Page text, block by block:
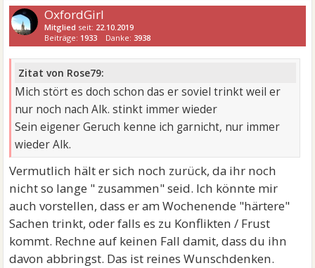
OxfordGirl
Mitglied seit: 22.10.2019
Beiträge: 1933 Danke:3938
Zitat von Rose79:
Mich stört es doch schon das er soviel trinkt weil er
nur noch nach Alk. stinkt immer wieder
Sein eigener Geruch kenne ich garnicht, nur immer
wieder Alk.
Vermutlich hält er sich noch zurück, da ihr noch
nicht so lange " zusammen" seid. Ich könnte mir
auch vorstellen, dass er am Wochenende "härtere"
Sachen trinkt, oder falls es zu Konflikten / Frust
kommt. Rechne auf keinen Fall damit, dass du ihn
davon abbringst. Das ist reines Wunschdenken.